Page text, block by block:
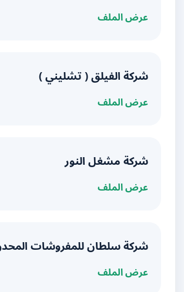
عرض الملف
شركة الفيلق ( تشليني )
عرض الملف
شركة مشغل النور
عرض الملف
شركة سلطان للمفروشات المحدودة
عرض الملف